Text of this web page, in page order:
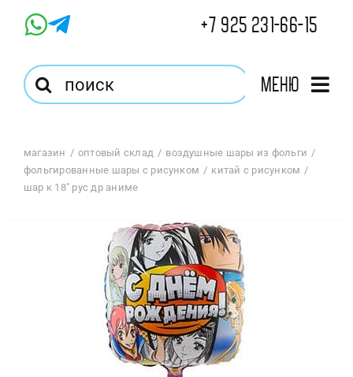
+7 925 231-66-15
Результат
поиска:
Меню
Магазин
Оптовый Магазин
Избранное
магазин оптовый склад
воздушные шары из фольги
фольгированные шары с рисунком
китай с рисунком
шар к 18″ рус др аниме